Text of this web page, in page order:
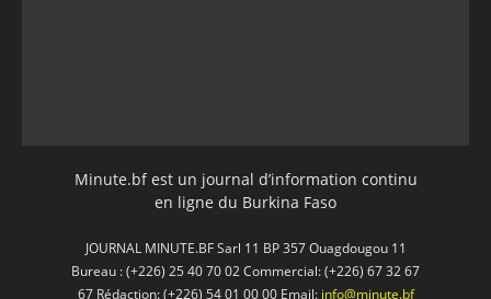
Minute.bf est un journal d’information continu
en ligne du Burkina Faso
JOURNAL MINUTE.BF Sarl 11 BP 357 Ouagdougou 11
Bureau : (+226) 25 40 70 02 Commercial: (+226) 67 32 67
67 Rédaction: (+226) 54 01 00 00 Email: info@minute.bf